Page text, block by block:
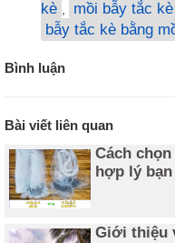
kè , mồi bẫy tắc kè
bẫy tắc kè bằng
Bình luận
Bài viết liên quan
Cách
hợp lý
Giới thiệu